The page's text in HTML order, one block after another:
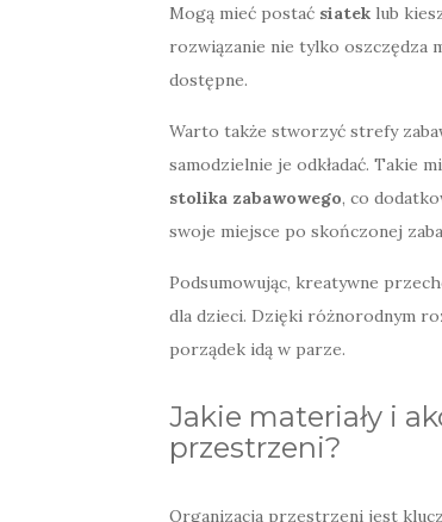
Mogą mieć postać siatek lub
rozwiązanie nie tylko oszczędza
dostępne.
Warto także stworzyć strefy
samodzielnie je odkładać. Takie
stolika zabawowego, co
swoje miejsce po skończonej
Podsumowując, kreatywne
dla dzieci. Dzięki różnorodnym
porządek idą w parze.
Jakie materiały i
przestrzeni?
Organizacja przestrzeni jest